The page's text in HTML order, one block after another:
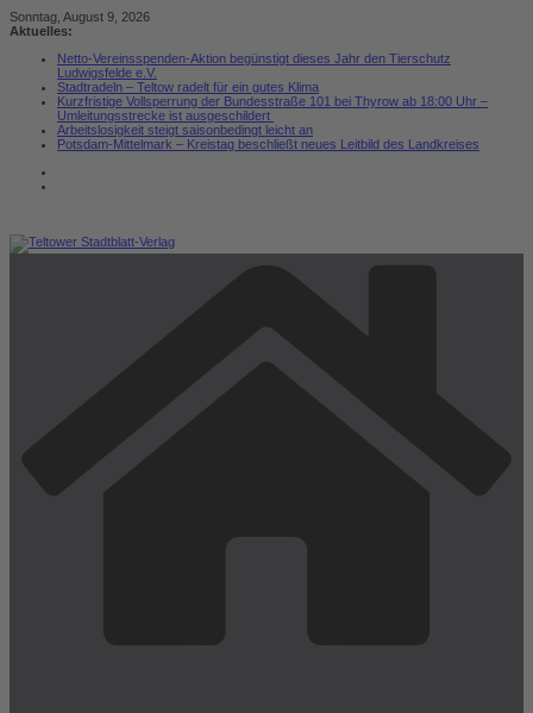
Zum
Inhalt
Sonntag, August 9, 2026
Aktuelles:
Netto-Vereinsspenden-Aktion begünstigt dieses Jahr den Tierschutz
Ludwigsfelde e.V.
Stadtradeln – Teltow radelt für ein gutes Klima
Kurzfristige Vollsperrung der Bundesstraße 101 bei Thyrow ab 18:00 Uhr –
Umleitungsstrecke ist ausgeschildert
Arbeitslosigkeit steigt saisonbedingt leicht an
Potsdam-Mittelmark – Kreistag beschließt neues Leitbild des Landkreises